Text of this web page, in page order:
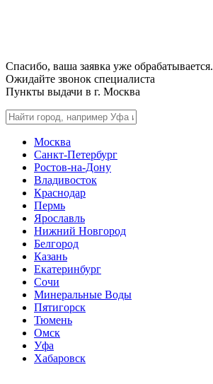
Спасибо, ваша заявка уже обрабатывается.
Ожидайте звонок специалиста
Пункты выдачи в г. Москва
Москва
Санкт-Петербург
Ростов-на-Дону
Владивосток
Краснодар
Пермь
Ярославль
Нижний Новгород
Белгород
Казань
Екатеринбург
Сочи
Минеральные Воды
Пятигорск
Тюмень
Омск
Уфа
Хабаровск